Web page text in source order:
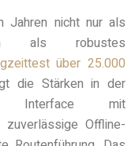
Jahren nicht nur als
als robustes
über 25.000
die Stärken in der
Interface mit
zuverlässige Offline-